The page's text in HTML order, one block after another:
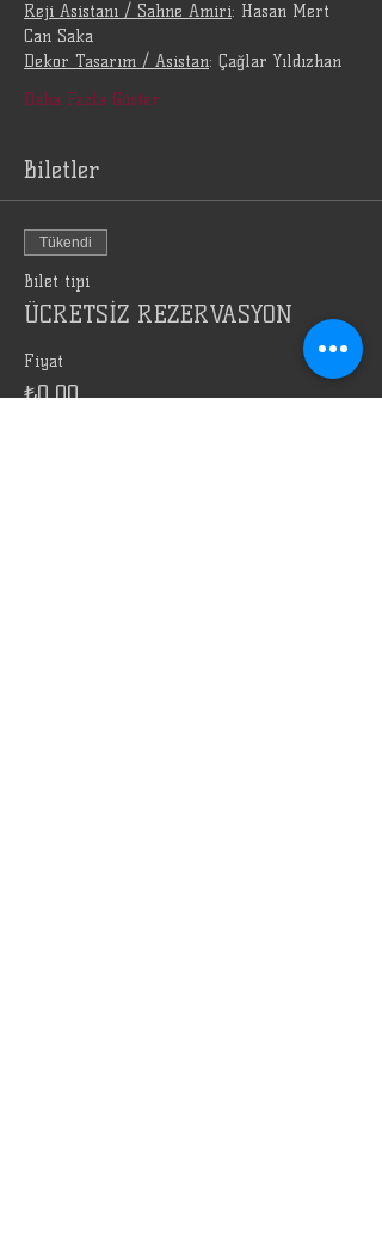
Reji Asistanı / Sahne Amiri: Hasan Mert
Can Saka
Dekor Tasarım / Asistan: Çağlar Yıldızhan
Daha Fazla Göster
Biletler
Tükendi
Bilet tipi
ÜCRETSİZ REZERVASYON
Fiyat
₺0,00